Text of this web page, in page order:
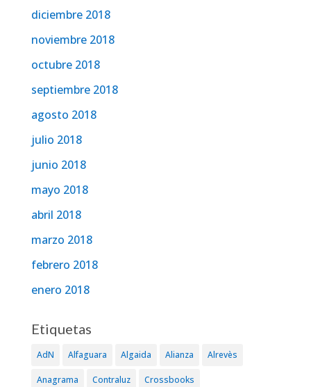
diciembre 2018
noviembre 2018
octubre 2018
septiembre 2018
agosto 2018
julio 2018
junio 2018
mayo 2018
abril 2018
marzo 2018
febrero 2018
enero 2018
Etiquetas
AdN Alfaguara Algaida Alianza Alrevès
Anagrama Contraluz Crossbooks